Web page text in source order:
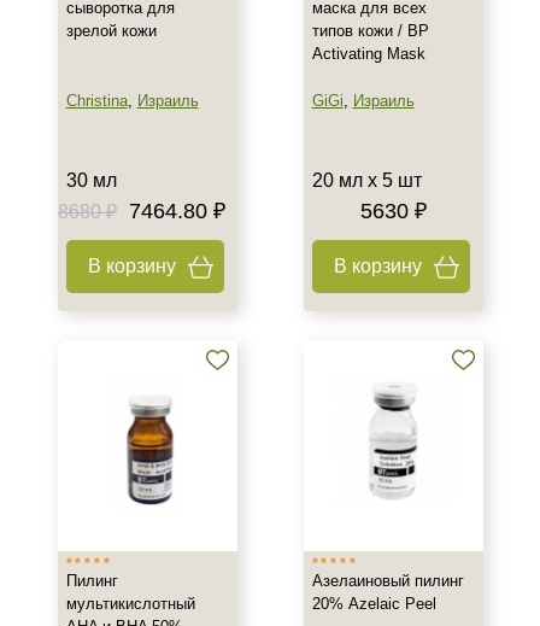
сыворотка для
зрелой кожи
Christina, Израиль
30 мл
8680 ₽
7464.80 ₽
В корзину
маска для всех
типов кожи / BP
Activating Mask
GiGi, Израиль
20 мл х 5 шт
5630 ₽
В корзину
Пилинг
мультикислотный
Азелаиновый пилинг
20% Azelaic Peel